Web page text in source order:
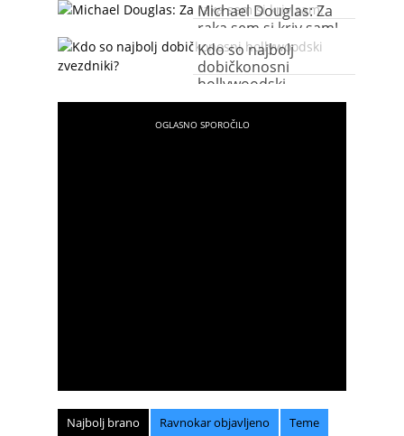
Michael Douglas: Za
raka sem si kriv sam!
Kdo so najbolj
dobičkonosni
hollywoodski
zvezdniki?
Najbolj brano Ravnokar objavljeno Teme